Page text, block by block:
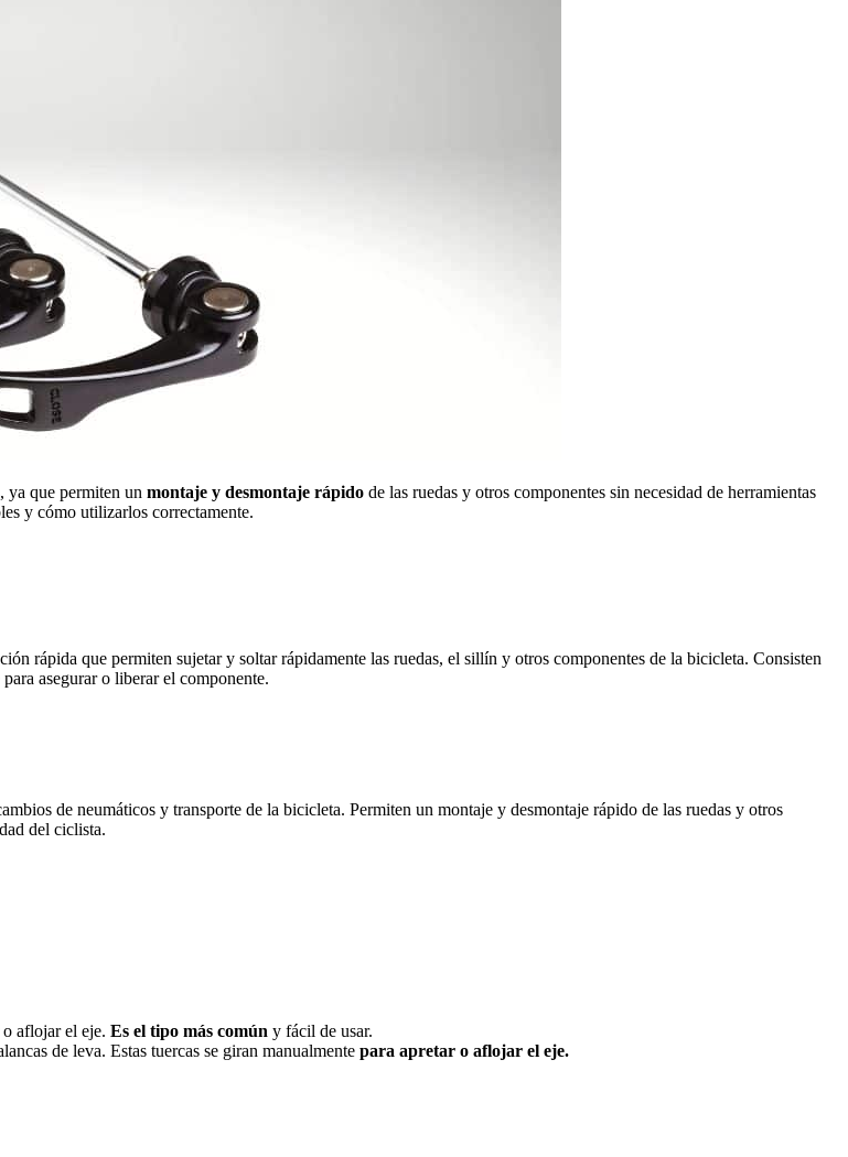
ya que permiten un montaje y desmontaje rápido de las ruedas y otros componentes sin necesidad de herramientas
y cómo utilizarlos correctamente.
rápida que permiten sujetar y soltar rápidamente las ruedas, el sillín y otros componentes de la bicicleta. Consisten
asegurar o liberar el componente.
de neumáticos y transporte de la bicicleta. Permiten un montaje y desmontaje rápido de las ruedas y otros
del ciclista.
aflojar el eje. Es el tipo más común y fácil de usar.
de leva. Estas tuercas se giran manualmente para apretar o aflojar el eje.